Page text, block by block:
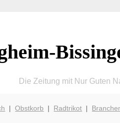
Die Zeitung mit Nur Guten
|Obstkorb | Radtrikot |